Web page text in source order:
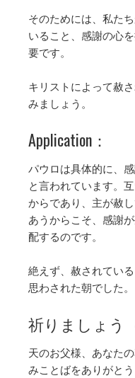
そのためには、私た
いること、感謝の心
要です。
キリストによって赦
みましょう。
Application：
パウロは具体的に、
と言われています。
からであり、主が赦
あうからこそ、感謝
配するのです。
絶えず、赦されてい
思わされた朝でした。
祈りましょう
天のお父様、あなた
みことばをありがと